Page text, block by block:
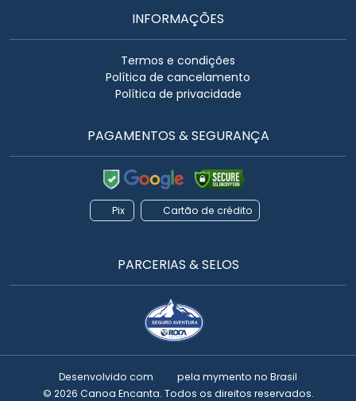
INFORMAÇÕES
Termos e condições
Política de cancelamento
Política de privacidade
PAGAMENTOS & SEGURANÇA
Pix Cartão de crédito
PARCERIAS & SELOS
Desenvolvido com pela mymento no Brasil
© 2026 Canoa Encanta. Todos os direitos reservados.